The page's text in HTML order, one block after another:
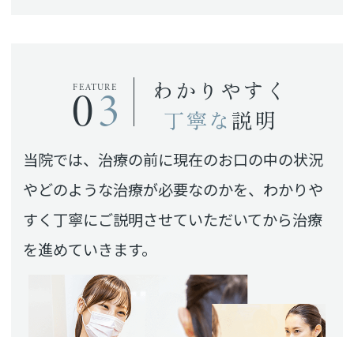
FEATURE
03
わかりやすく
丁寧な説明
当院では、治療の前に現在のお口の中の状況
やどのような治療が必要なのかを、わかりや
すく丁寧にご説明させていただいてから治療
を進めていきます。